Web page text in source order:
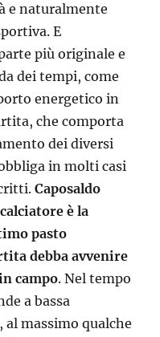
e naturalmente
E
più originale e
dei tempi, come
energetico in
che comporta
dei diversi
in molti casi
Caposaldo
è la
pasto
debba avvenire
campo. Nel tempo
a bassa
massimo qualche